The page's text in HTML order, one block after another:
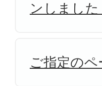
ンしました
ご指定の